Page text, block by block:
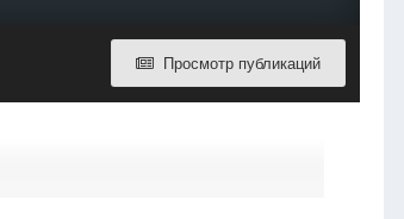
Просмотр публикаций